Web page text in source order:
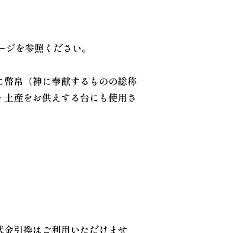
を参照ください。
帛（神に奉献するものの総称
産をお供えする台にも使用さ
引換はご利用いただけませ